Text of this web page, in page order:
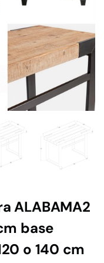
ALABAMA2
base
o 140 cm